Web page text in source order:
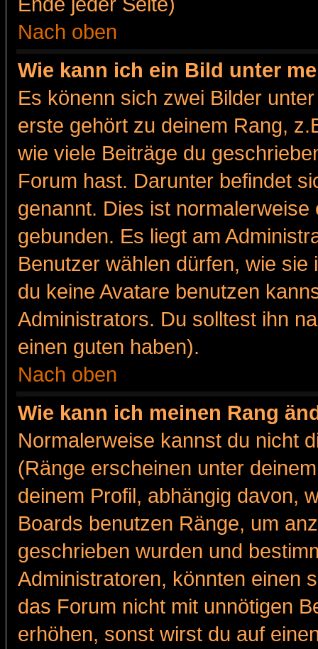
Nach oben
Wie kann ich ein Bild unter
Es könenn sich zwei Bilder
erste gehört zu deinem Rang,
wie viele Beiträge du
Forum hast. Darunter befindet
genannt. Dies ist
gebunden. Es liegt am
Benutzer wählen dürfen, wie
du keine Avatare benutzen
Administrators. Du solltest ihn
einen guten haben).
Nach oben
Wie kann ich meinen Rang
Normalerweise kannst du nicht
(Ränge erscheinen unter
deinem Profil, abhängig davon,
Boards benutzen Ränge, um
geschrieben wurden und
Administratoren, könnten einen
das Forum nicht mit unnötigen
erhöhen, sonst wirst du auf